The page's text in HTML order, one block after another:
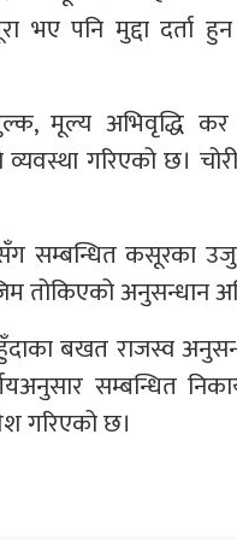
भए पनि मुद्दा दर्ता
मूल्य अभिवृद्धि
गरिएको छ।
सम्बन्धित कसूरका
तोकिएको अनुसन्धान
बखत राजस्व
सम्बन्धित
गरिएको छ।